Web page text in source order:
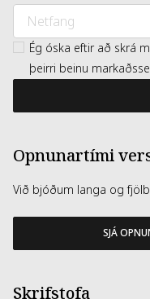
Ég óska eftir að skrá
þeirri beinu
Opnunartími
Við bjóðum langa og
SJÁ
Skrifstofa